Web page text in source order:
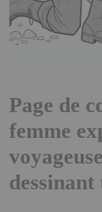
Page de
femme